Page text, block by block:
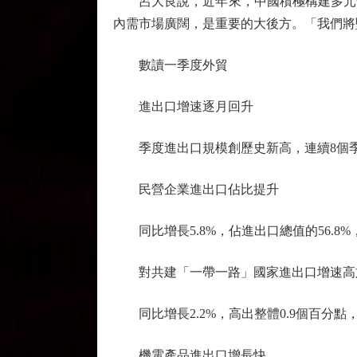
內需市場廣闊，是重要的大後方。「我們
數讀一季度外貿
進出口增速逐月回升
季度進出口規模創歷史新高，連續8個
民營企業進出口佔比提升
同比增長5.8%，佔進出口總值的56.8%
對共建「一帶一路」國家進出口增速高
同比增長2.2%，高出整體0.9個百分點